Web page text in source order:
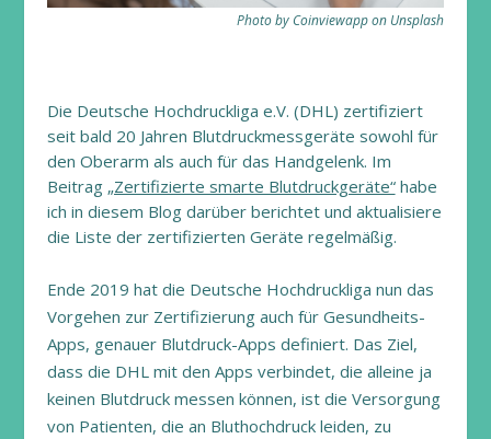
Photo by Coinviewapp on Unsplash
Die Deutsche Hochdruckliga e.V. (DHL) zertifiziert
seit bald 20 Jahren Blutdruckmessgeräte sowohl für
den Oberarm als auch für das Handgelenk. Im
Beitrag „Zertifizierte smarte Blutdruckgeräte“habe
ich in diesem Blog darüber berichtet und aktualisiere
die Liste der zertifizierten Geräte regelmäßig.
Ende 2019 hat die Deutsche Hochdruckliga nun das
Vorgehen zur Zertifizierung auch für Gesundheits-
Apps, genauer Blutdruck-Apps definiert. Das Ziel,
dass die DHL mit den Apps verbindet, die alleine ja
keinen Blutdruck messen können, ist die Versorgung
von Patienten, die an Bluthochdruck leiden, zu